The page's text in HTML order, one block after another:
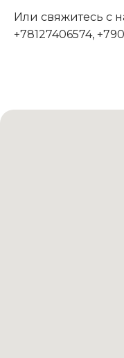
Или свяжитесь с
+78127406574,